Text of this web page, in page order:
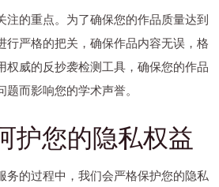
注的重点。为了确保您的作品质量达到
行严格的把关，确保作品内容无误，格
权威的反抄袭检测工具，确保您的作品
而影响您的学术声誉。
护您的隐私权益
务的过程中，我们会严格保护您的隐私